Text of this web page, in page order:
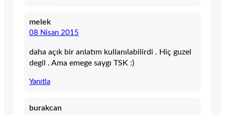
melek
08 Nisan 2015
daha açık bir anlatım kullanılabilirdi . Hiç guzel
degil . Ama emege saygı TSK :)
Yanıtla
burakcan